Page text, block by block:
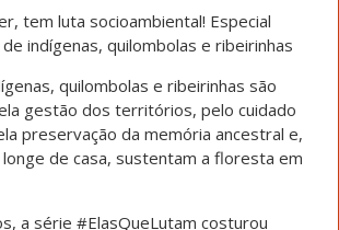
tem luta socioambiental! Especial
indígenas, quilombolas e ribeirinhas
quilombolas e ribeirinhas são
gestão dos territórios, pelo cuidado
preservação da memória ancestral e,
de casa, sustentam a floresta em
a série #ElasQueLutam costurou